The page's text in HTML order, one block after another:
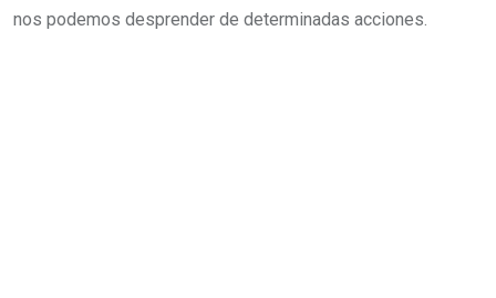
nos podemos desprender de determinadas acciones.